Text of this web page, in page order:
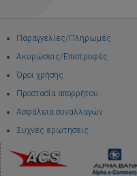
Παραγγελίες/Πληρωμές
Ακυρώσεις/Επιστροφές
Όροι χρήσης
Προστασία απορρήτου
Ασφάλεια συναλλαγών
Συχνές ερωτήσεις